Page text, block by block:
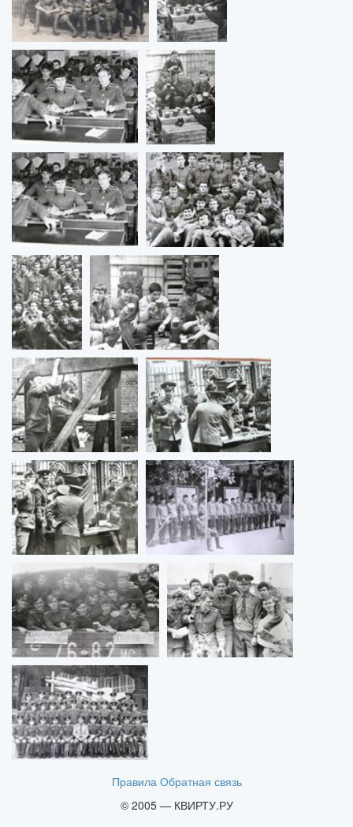
Правила Обратная связь
© 2005 — КВИРТУ.РУ